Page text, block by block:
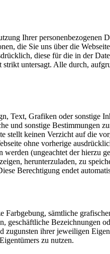
Ihrer
die Sie uns über die
diese für die in der
untersagt. Alle durch,
Text, Grafiken oder
und sonstige
keinen Verzicht auf die
ohne vorherige
werden (ungeachtet der
herunterzuladen, zu
Berechtigung endet
sämtliche
geschäftliche
zugunsten ihrer jeweiligen
zu nutzen.